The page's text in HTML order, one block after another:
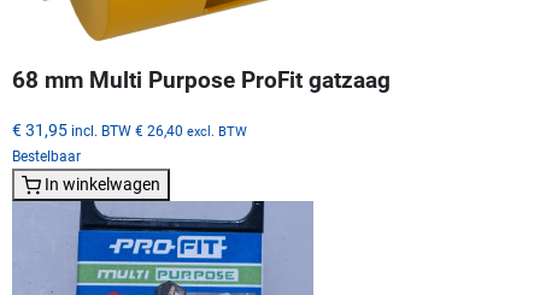
68 mm Multi Purpose ProFit gatzaag
€ 31,95 incl. BTW € 26,40 excl. BTW
Bestelbaar
In winkelwagen